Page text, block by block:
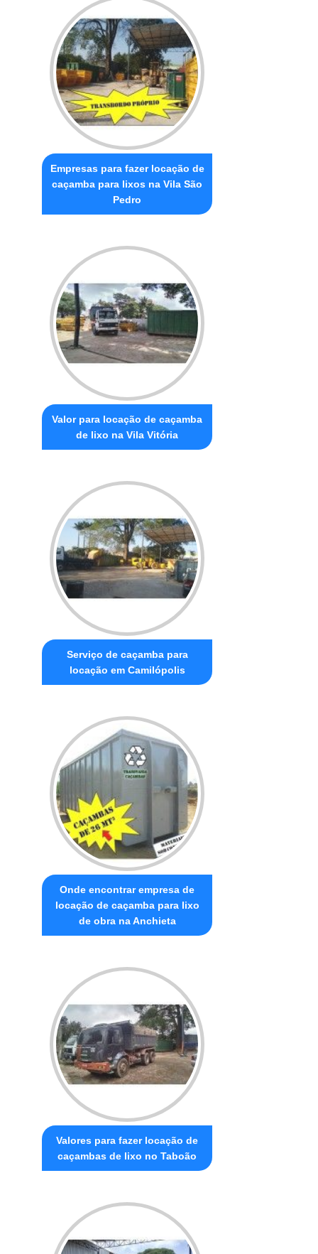
Empresas para fazer locação de
caçamba para lixos na Vila São
Pedro
Valor para locação de caçamba
de lixo na Vila Vitória
Serviço de caçamba para
locação em Camilópolis
Onde encontrar empresa de
locação de caçamba para lixo
de obra na Anchieta
Valores para fazer locação de
caçambas de lixo no Taboão